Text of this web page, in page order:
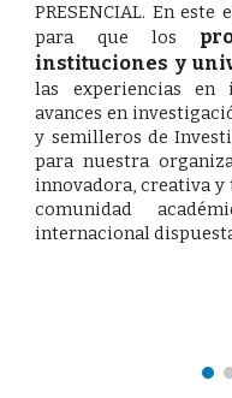
PRESENCIAL. En
para que los
instituciones y
las experiencias en
avances en
y semilleros de
para nuestra
innovadora, creativa
comunidad
internacional